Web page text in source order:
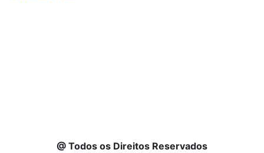
@ Todos os Direitos Reservados